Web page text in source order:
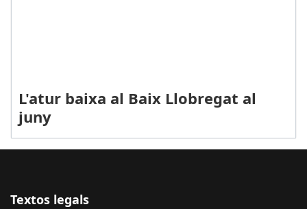
L'atur baixa al Baix Llobregat al
juny
Textos legals